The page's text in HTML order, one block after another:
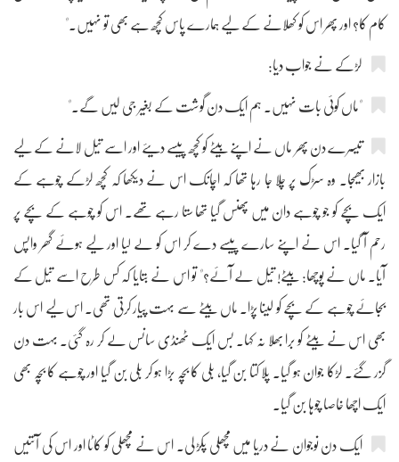
کام کا؟ اور پھر اس کو کھلانے کے لیے ہمارے پاس کچھ ہے بھی تو نہیں۔"
لڑکے نے جواب دیا:
"ماں کوئی بات نہیں۔ ہم ایک دن گوشت کے بغیر جی لیں گے۔"
تیسرے دن پھر ماں نے اپنے بیٹے کو کچھ پیسے دیئے اور اسے تیل لانے کے لیے
بازار بھیجا۔ وہ سڑک پر چلا جا رہا تھا کہ اچانک اس نے دیکھا کہ کچھ لڑکے چوہے کے
ایک بچے کو جو چوہے دان میں پھنس گیا تھا ستا رہے تھے۔ اس کو چوہے کے بچے پر
رحم آ گیا۔ اس نے اپنے سارے پیسے دے کر اس کو لے لیا اور لیے ہوئے گھر واپس
آیا۔ ماں نے پوچھا: بیٹے! تیل لے آئے؟" تو اس نے بتایا کہ کس طرح اسے تیل کے
بجائے چوہے کے بچے کو لینا پڑا۔ ماں بیٹے سے بہت پیار کرتی تھی۔ اس لیے اس بار
بھی اس نے بیٹے کو برا بھلا نہ کہا۔ بس ایک ٹھنڈی سانس لے کر رہ گئی۔ بہت دن
گزر گئے۔ لڑکا جوان ہو گیا۔ پلا کتا بن گیا، بلی کا بچہ بڑا ہو کر بلی بن گیا اور چوہے کا بچہ بھی
ایک اچھا خاصا چوہا بن گیا۔
ایک دن نوجوان نے دریا میں مچھلی پکڑ لی۔ اس نے مچھلی کو کاٹا اور اس کی آنتیں